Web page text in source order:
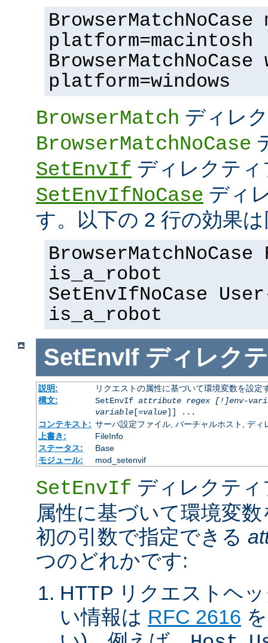
BrowserMatchNoCase
platform=macintosh
BrowserMatchNoCase
platform=windows
BrowserMatch ディレ
BrowserMatchNoCase
SetEnvIf ディレクティ
SetEnvIfNoCase ディ
す。以下の 2 行の効果
BrowserMatchNoCase
is_a_robot
SetEnvIfNoCase
is_a_robot
SetEnvIf ディレク
説明:
リクエストの属性に基づいて環境変数を設定
構文:
SetEnvIf attribute regex [!]env-
variable[=value]] ...
コンテキスト: サーバ設定ファイル, バーチャルホスト, ディ
上書き:
FileInfo
ステータス:
Base
モジュール:
mod_setenvif
SetEnvIf ディレクテ
属性に基づいて環境変
初の引数で指定できる
つのどれかです:
HTTP リクエストヘ
い情報は RFC 2616